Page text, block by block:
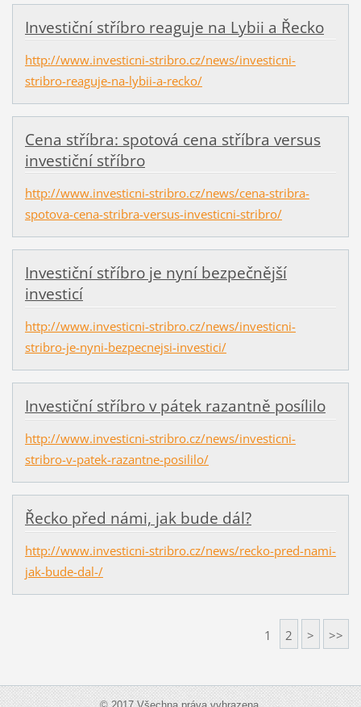
Investiční stříbro reaguje na Lybii a Řecko
http://www.investicni-stribro.cz/news/investicni-
stribro-reaguje-na-lybii-a-recko/
Cena stříbra: spotová cena stříbra versus
investiční stříbro
http://www.investicni-stribro.cz/news/cena-stribra-
spotova-cena-stribra-versus-investicni-stribro/
Investiční stříbro je nyní bezpečnější
investicí
http://www.investicni-stribro.cz/news/investicni-
stribro-je-nyni-bezpecnejsi-investici/
Investiční stříbro v pátek razantně posílilo
http://www.investicni-stribro.cz/news/investicni-
stribro-v-patek-razantne-posililo/
Řecko před námi, jak bude dál?
http://www.investicni-stribro.cz/news/recko-pred-nami-
jak-bude-dal-/
1 2 > >>